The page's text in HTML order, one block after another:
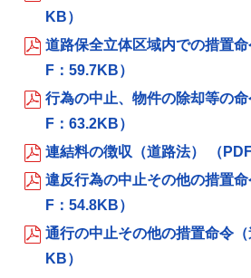
KB）
道路保全立体区域内での措置
F：59.7KB）
行為の中止、物件の除却等の
F：63.2KB）
連結料の徴収（道路法） （
違反行為の中止その他の措置
F：54.8KB）
通行の中止その他の措置命令
KB）